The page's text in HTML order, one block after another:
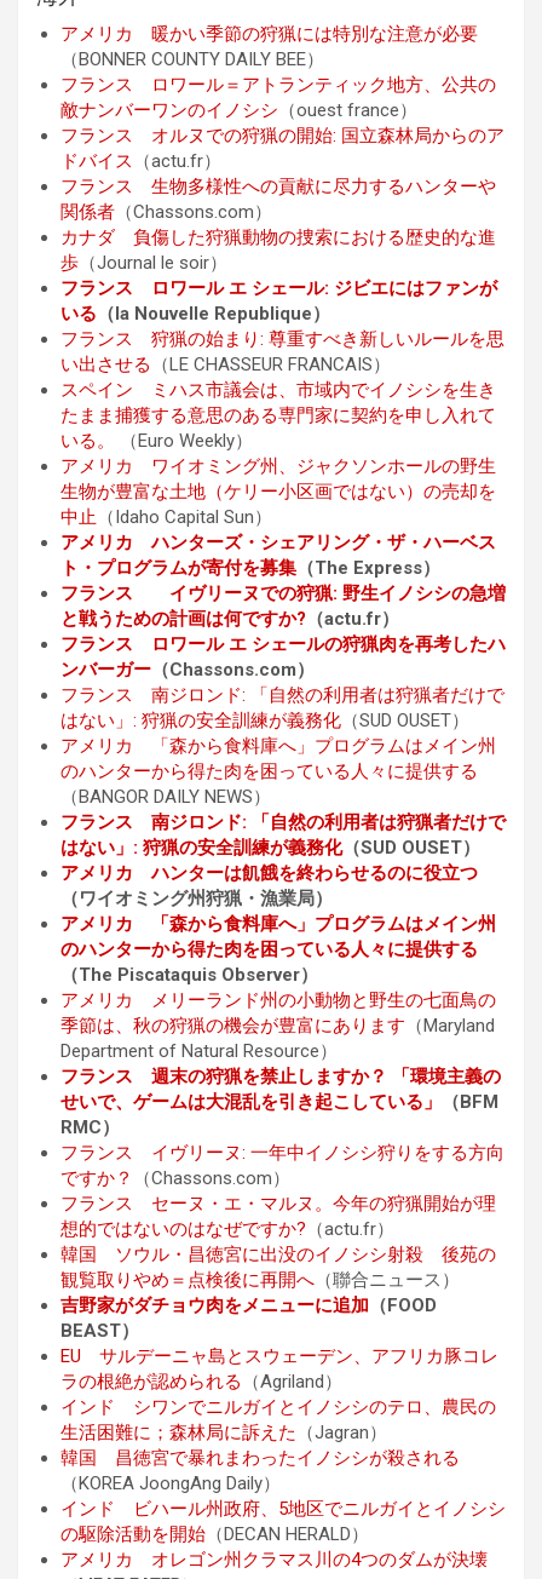
アメリカ 暖かい季節の狩猟には特別な注意が必要
（BONNER COUNTY DAILY BEE）
フランス ロワール＝アトランティック地方、公共の
敵ナンバーワンのイノシシ （ouest france）
フランス オルヌでの狩猟の開始: 国立森林局からのア
ドバイス
（actu.fr）
フランス 生物多様性への貢献に尽力するハンターや
関係者 （Chassons.com）
カナダ 負傷した狩猟動物の捜索における歴史的な進
歩 （Journal le soir）
フランス ロワール エ シェール: ジビエにはファンが
いる （la Nouvelle Republique）
フランス 狩猟の始まり: 尊重すべき新しいルールを思
い出させる
（LE CHASSEUR FRANCAIS）
スペイン ミハス市議会は、市域内でイノシシを生き
たまま捕獲する意思のある専門家に契約を申し入れて
いる。
（Euro Weekly）
アメリカ ワイオミング州、ジャクソンホールの野生
生物が豊富な土地（ケリー小区画ではない）の売却を
中止 （Idaho Capital Sun）
アメリカ ハンターズ・シェアリング・ザ・ハーベス
ト・プログラムが寄付を募集 （The Express）
フランス イヴリーヌでの狩猟: 野生イノシシの急増
と戦うための計画は何ですか? （actu.fr）
フランス ロワール エ シェールの狩猟肉を再考したハ
ンバーガー （Chassons.com）
フランス 南ジロンド: 「自然の利用者は狩猟者だけで
はない」: 狩猟の安全訓練が義務化 （SUD OUSET）
アメリカ 「森から食料庫へ」プログラムはメイン州
のハンターから得た肉を困っている人々に提供する
（BANGOR DAILY NEWS）
フランス 南ジロンド: 「自然の利用者は狩猟者だけで
はない」: 狩猟の安全訓練が義務化（SUD OUSET）
アメリカ ハンターは飢餓を終わらせるのに役立つ
（ワイオミング州狩猟・漁業局）
アメリカ 「森から食料庫へ」プログラムはメイン州
のハンターから得た肉を困っている人々に提供する
（The Piscataquis Observer）
アメリカ メリーランド州の小動物と野生の七面鳥の
季節は、秋の狩猟の機会が豊富にあります （Maryland
Department of Natural Resource）
フランス 週末の狩猟を禁止しますか？ 「環境主義の
せいで、ゲームは大混乱を引き起こしている」
（BFM
RMC）
フランス イヴリーヌ: 一年中イノシシ狩りをする方向
ですか？
（Chassons.com）
フランス セーヌ・エ・マルヌ。今年の狩猟開始が理
想的ではないのはなぜですか? （actu.fr）
韓国 ソウル・昌徳宮に出没のイノシシ射殺 後苑の
観覧取りやめ＝点検後に再開へ （聯合ニュース）
吉野家がダチョウ肉をメニューに追加 （FOOD
BEAST）
EU サルデーニャ島とスウェーデン、アフリカ豚コレ
ラの根絶が認められる
（Agriland）
インド シワンでニルガイとイノシシのテロ、農民の
生活困難に；森林局に訴えた
（Jagran）
韓国 昌徳宮で暴れまわったイノシシが殺される
（KOREA JoongAng Daily）
インド ビハール州政府、5地区でニルガイとイノシシ
の駆除活動を開始 （DECAN HERALD）
アメリカ オレゴン州クラマス川の4つのダムが決壊